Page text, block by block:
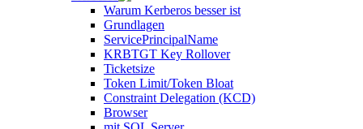
Warum Kerberos besser ist
Grundlagen
ServicePrincipalName
KRBTGT Key Rollover
Ticketsize
Token Limit/Token Bloat
Constraint Delegation (KCD)
Browser